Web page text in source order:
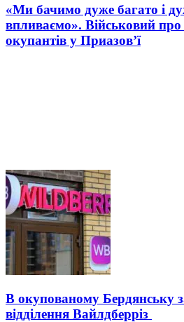
«Ми бачимо дуже багато і
впливаємо». Військовий
окупантів у Приазов’ї
В окупованому Бердянську
відділення Вайлдберріз